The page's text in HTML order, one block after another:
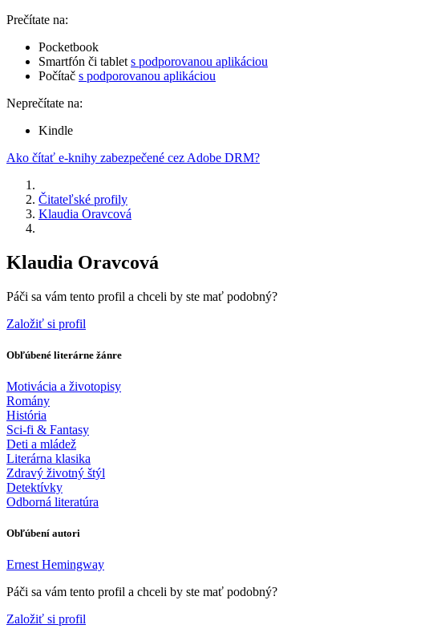
Prečítate na:
Pocketbook
Smartfón či tablet s podporovanou aplikáciou
Počítač s podporovanou aplikáciou
Neprečítate na:
Kindle
Ako čítať e-knihy zabezpečené cez Adobe DRM?
Čitateľské profily
Klaudia Oravcová
Klaudia Oravcová
Páči sa vám tento profil a chceli by ste mať podobný?
Založiť si profil
Obľúbené literárne žánre
Motivácia a životopisy
Romány
História
Sci-fi & Fantasy
Deti a mládež
Literárna klasika
Zdravý životný štýl
Detektívky
Odborná literatúra
Obľúbení autori
Ernest Hemingway
Páči sa vám tento profil a chceli by ste mať podobný?
Založiť si profil